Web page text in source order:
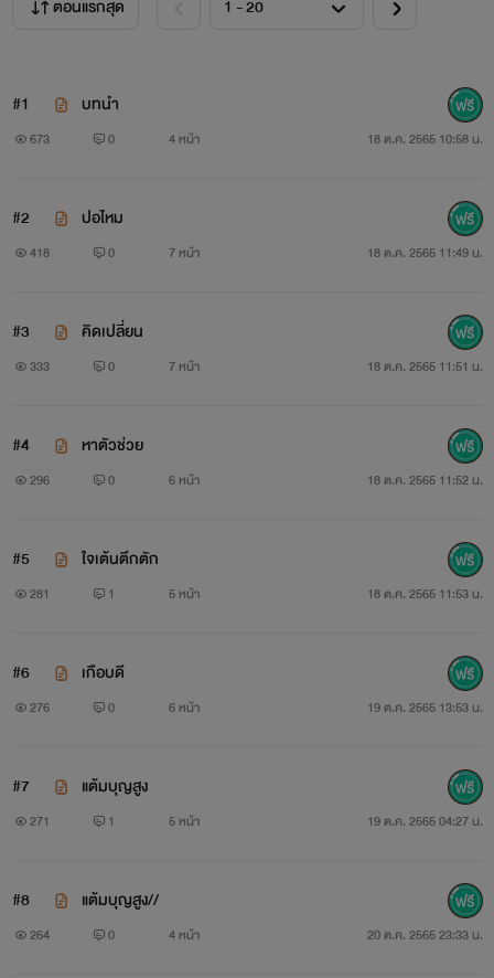
ตอนแรกสุด
#1 บทนำ
673 0 4 หน้า 18 ต.ค. 2565 10:58 น.
#2 ปอไหม
418 0 7 หน้า 18 ต.ค. 2565 11:49 น.
#3 คิดเปลี่ยน
333 0 7 หน้า 18 ต.ค. 2565 11:51 น.
#4 หาตัวช่วย
296 0 6 หน้า 18 ต.ค. 2565 11:52 น.
#5 ใจเต้นตึกตัก
281 1 5 หน้า 18 ต.ค. 2565 11:53 น.
#6 เกือบดี
276 0 6 หน้า 19 ต.ค. 2565 13:53 น.
#7 แต้มบุญสูง
271 1 5 หน้า 19 ต.ค. 2565 04:27 น.
#8 แต้มบุญสูง//
264 0 4 หน้า 20 ต.ค. 2565 23:33 น.